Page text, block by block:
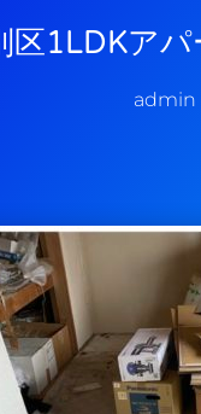
区1LDKア
admin